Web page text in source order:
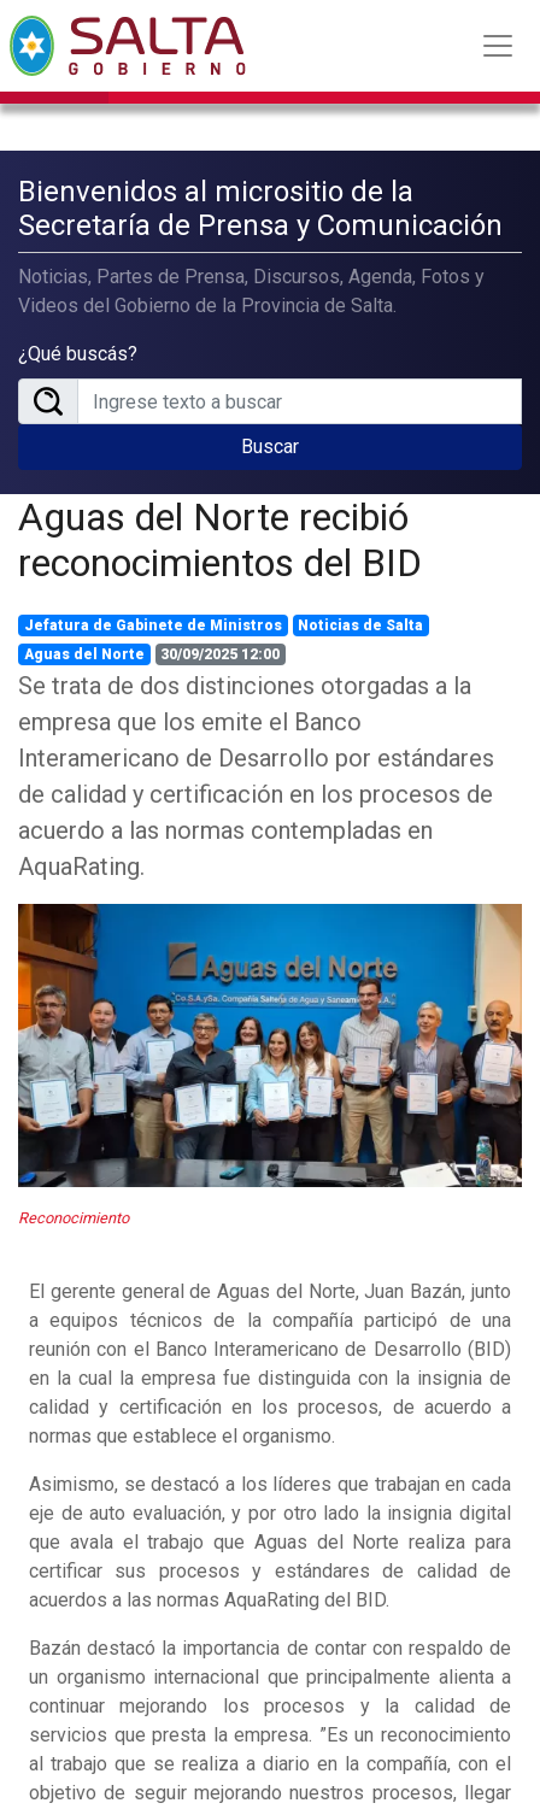
Bienvenidos al micrositio de la
Secretaría de Prensa y Comunicación
Noticias, Partes de Prensa, Discursos, Agenda, Fotos y
Videos del Gobierno de la Provincia de Salta.
¿Qué buscás?
Buscar
Aguas del Norte recibió
reconocimientos del BID
Jefatura de Gabinete de Ministros
Noticias de Salta
Aguas del Norte
30/09/2025 12:00
Se trata de dos distinciones otorgadas a la
empresa que los emite el Banco
Interamericano de Desarrollo por estándares
de calidad y certificación en los procesos de
acuerdo a las normas contempladas en
AquaRating.
Reconocimiento
El gerente general de Aguas del Norte, Juan Bazán, junto
a equipos técnicos de la compañía participó de una
reunión con el Banco Interamericano de Desarrollo (BID)
en la cual la empresa fue distinguida con la insignia de
calidad y certificación en los procesos, de acuerdo a
normas que establece el organismo.
Asimismo, se destacó a los líderes que trabajan en cada
eje de auto evaluación, y por otro lado la insignia digital
que avala el trabajo que Aguas del Norte realiza para
certificar sus procesos y estándares de calidad de
acuerdos a las normas AquaRating del BID.
Bazán destacó la importancia de contar con respaldo de
un organismo internacional que principalmente alienta a
continuar mejorando los procesos y la calidad de
servicios que presta la empresa. ”Es un reconocimiento
al trabajo que se realiza a diario en la compañía, con el
objetivo de seguir mejorando nuestros procesos, llegar